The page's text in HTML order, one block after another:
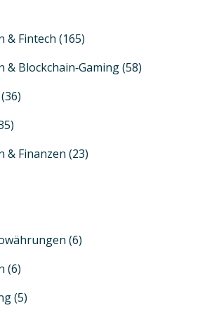
& Fintech (165)
Blockchain‑Gaming(58)
(36)
& Finanzen (23)
(6)
(6)
(5)